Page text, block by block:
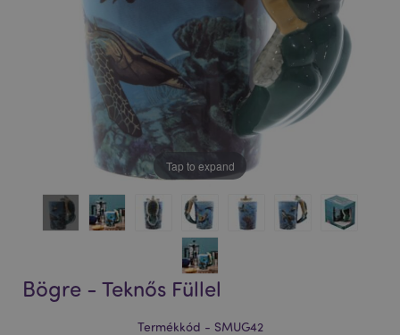
Tap to expand
Bögre - Teknős Füllel
Termékkód - SMUG42